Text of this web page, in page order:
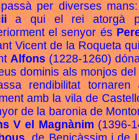
per diverses
a qui el rei atorgà
el senyor és
Vicent de la Roqueta
Alfons (1228-1260)
dominis als monjos
rendibilitat
amb la vila de
de la baronia de
V el Magnànim (1396-